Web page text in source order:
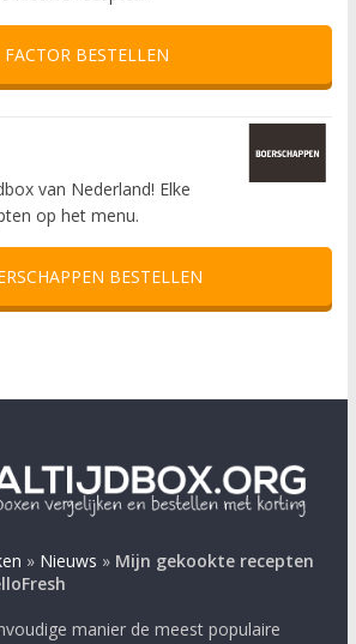
FACTOR BESTELLEN
van Nederland! Elke
op het menu.
BESTELLEN
» Nieuws » Mijn gekookte recepten
manier de meest populaire